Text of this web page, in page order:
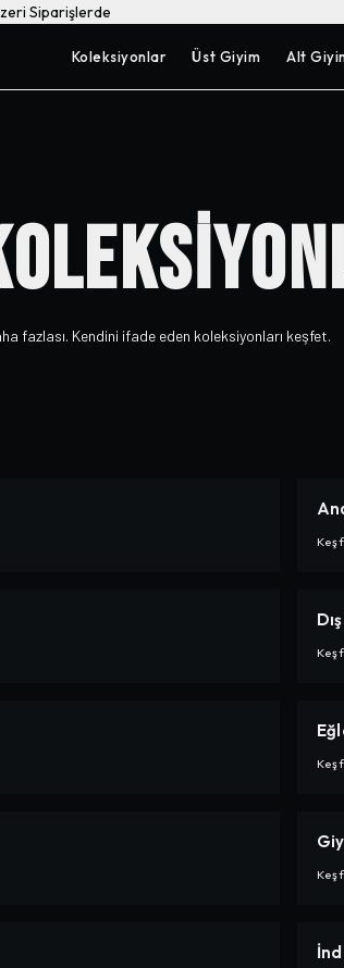
Siparişlerde
Koleksiyonlar Üst Giyim Alt
fazlası. Kendini ifade eden koleksiyonları keşfet.